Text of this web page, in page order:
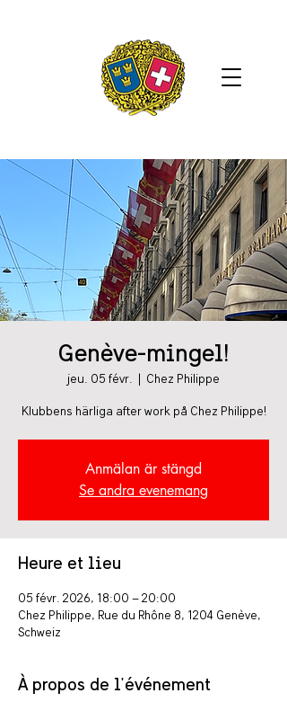
Genève-mingel!
jeu. 05 févr. Chez Philippe
Klubbens härliga after work på Chez Philippe!
Anmälan är stängd
Se andra evenemang
Heure et lieu
05 févr. 2026, 18:00 – 20:00
Chez Philippe, Rue du Rhône 8, 1204 Genève,
Schweiz
À propos de l'événement